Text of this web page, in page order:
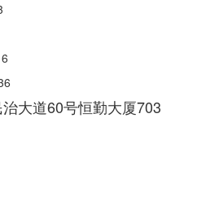
大道60号恒勤大厦703